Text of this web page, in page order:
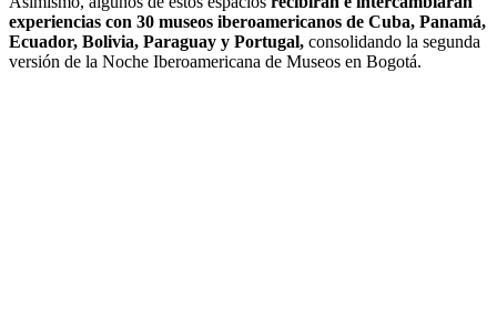
experiencias con 30 museos iberoamericanos de Cuba, Panamá,
Ecuador, Bolivia, Paraguay y Portugal, consolidando la segunda
versión de la Noche Iberoamericana de Museos en Bogotá.